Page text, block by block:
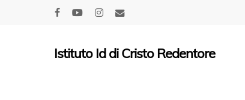
Istituto Id di Cristo Redentore